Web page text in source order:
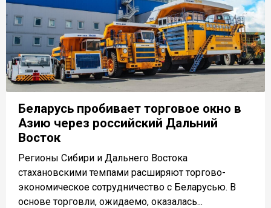
Беларусь пробивает торговое окно в
Азию через российский Дальний
Восток
Регионы Сибири и Дальнего Востока
стахановскими темпами расширяют торгово-
экономическое сотрудничество с Беларусью. В
основе торговли, ожидаемо, оказалась...